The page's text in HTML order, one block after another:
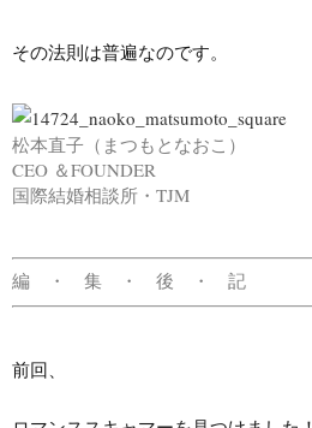
その法則は普遍なのです。
松本直子（まつもとなおこ）
CEO ＆FOUNDER
国際結婚相談所・TJM
編 ・ 集 ・ 後 ・ 記
前回、